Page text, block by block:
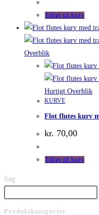
Tilføj til kurv
Overblik
Hurtigt Overblik
KURVE
Flot flutes kurv
kr. 70,00
Tilføj til kurv
Søg
Produktkategorier